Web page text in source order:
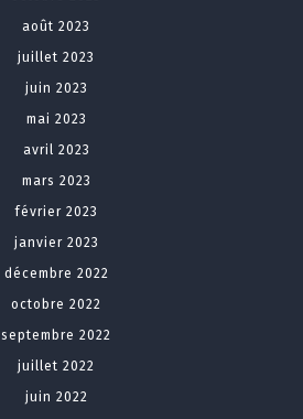
août 2023
juillet 2023
juin 2023
mai 2023
avril 2023
mars 2023
février 2023
janvier 2023
décembre 2022
octobre 2022
septembre 2022
juillet 2022
juin 2022